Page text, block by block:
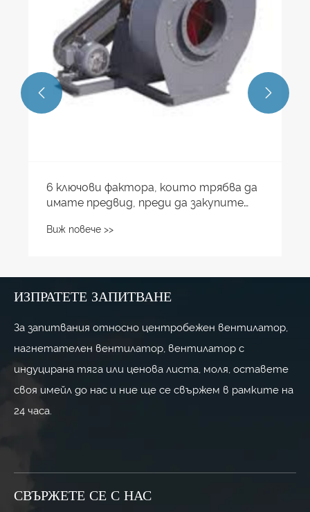
 
ИЗПРАТЕТЕ ЗАПИТВАНЕ
За запитвания относно центробежен вентилатор,
нагнетателен вентилатор, вентилатор с
индуцирана тяга или ценова листа, моля, оставете
своя имейл до нас и ние ще се свържем в рамките на
24 часа.
СВЪРЖЕТЕ СЕ С НАС